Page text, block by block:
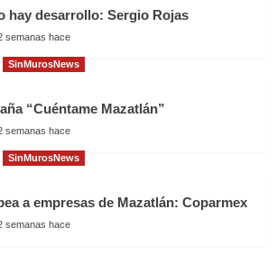
hay desarrollo: Sergio Rojas
semanas hace
SinMurosNews
“Cuéntame Mazatlán”
semanas hace
SinMurosNews
a empresas de Mazatlán: Coparmex
semanas hace